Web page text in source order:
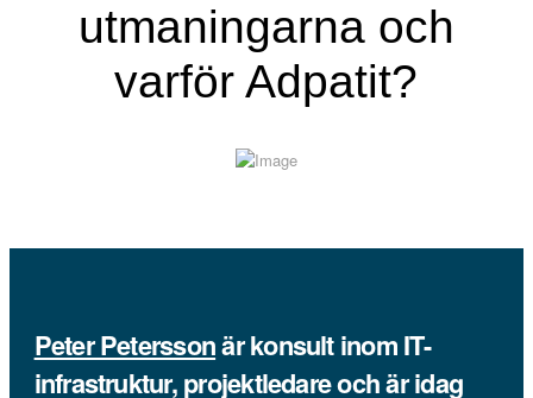
utmaningarna och
varför Adpatit?
Peter Peterssonär konsult inom IT-
infrastruktur, projektledare och är idag